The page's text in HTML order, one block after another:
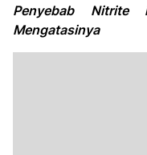
Penyebab
Mengatasinya